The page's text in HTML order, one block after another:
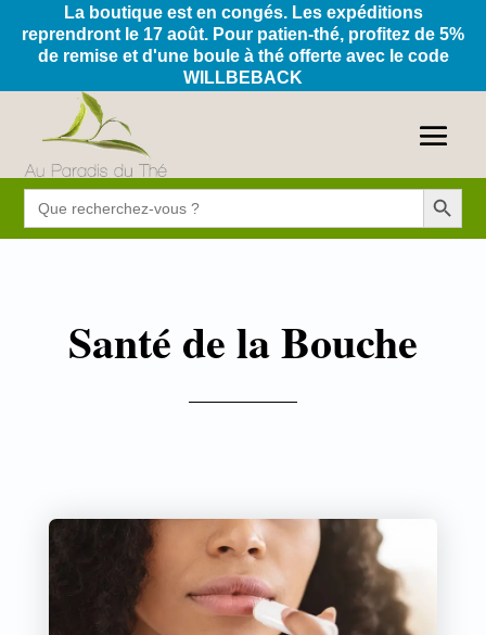
La boutique est en congés. Les expéditions
reprendront le 17 août. Pour patien-thé, profitez de 5%
de remise et d'une boule à thé offerte avec le code
WILLBEBACK
Search
for:
Search Button
Santé de la Bouche